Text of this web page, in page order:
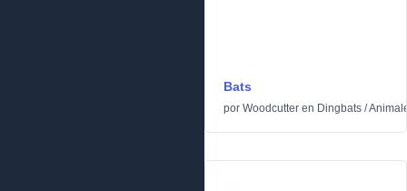
Bats
por Woodcutter en Dingbats /